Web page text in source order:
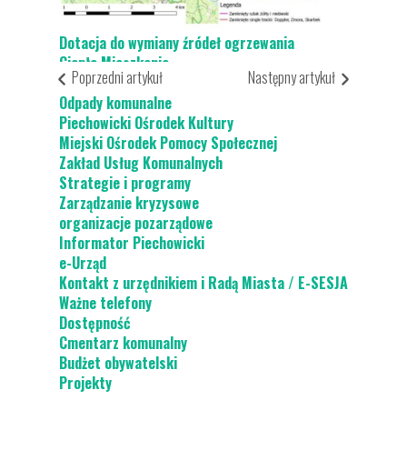
Dotacja do wymiany źródeł ogrzewania
Ciepłe Mieszkanie
Odpady komunalne
Piechowicki Ośrodek Kultury
Miejski Ośrodek Pomocy Społecznej
Zakład Usług Komunalnych
Strategie i programy
Zarządzanie kryzysowe
organizacje pozarządowe
Informator Piechowicki
e-Urząd
Kontakt z urzędnikiem i Radą Miasta / E-SESJA
Ważne telefony
Dostępność
Cmentarz komunalny
Budżet obywatelski
Projekty
Poprzedni artykuł Następny artykuł